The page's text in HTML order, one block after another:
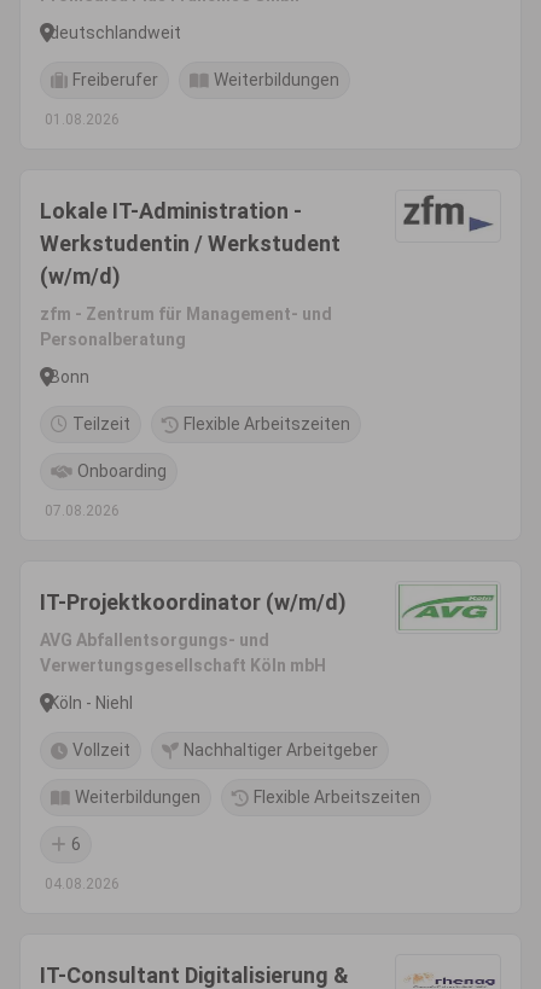
deutschlandweit
Freiberufer Weiterbildungen
01.08.2026
Lokale IT-Administration -
Werkstudentin / Werkstudent
(w/m/d)
zfm - Zentrum für Management- und
Personalberatung
Bonn
Teilzeit Flexible Arbeitszeiten
Onboarding
07.08.2026
IT-Projektkoordinator (w/m/d)
AVG Abfallentsorgungs- und
Verwertungsgesellschaft Köln mbH
Köln - Niehl
Vollzeit Nachhaltiger Arbeitgeber
Weiterbildungen Flexible Arbeitszeiten
6
04.08.2026
IT-Consultant Digitalisierung &